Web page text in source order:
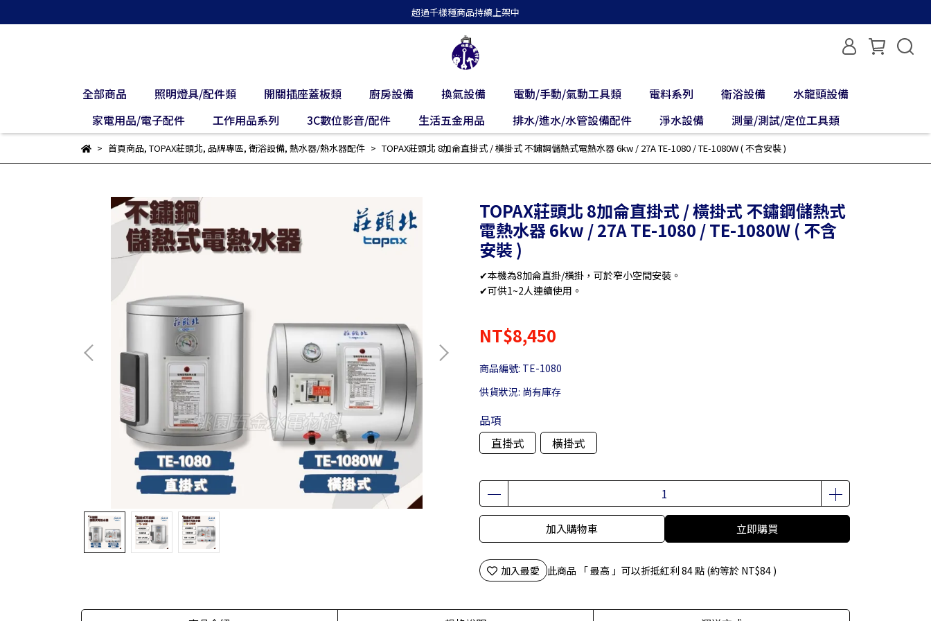
超過千樣種商品持續上架中
全部商品 照明燈具/配件類 開關插座蓋板類 廚房設備 換氣設備 電動/手動/氣動工具類 電料系列 衛浴設備
水龍頭設備
家電用品/電子配件
工作用品系列 3C數位影音/配件 生活五金用品 排水/進水/水管設備配件 淨水設備 測量/測試/定位工具類
首頁商品, TOPAX莊頭北, 品牌專區, 衛浴設備, 熱水器/熱水器配件 TOPAX莊頭北 8加侖直掛式 / 橫掛式 不鏽鋼儲熱式電熱水器 6kw / 27A TE-1080 / TE-1080W ( 不含安裝 )
TOPAX莊頭北 8加侖直掛式 / 橫掛式 不鏽鋼儲熱式
電熱水器 6kw / 27A TE-1080 / TE-1080W ( 不含
安裝 )
✔本機為8加侖直掛/橫掛，可於窄小空間安裝。
✔可供1~2人連續使用。
NT$8,450
商品編號: TE-1080
供貨狀況: 尚有庫存
品項
直掛式
橫掛式
加入購物車 立即購買
加入最愛 此商品 「 最高 」可以折抵紅利 84點 (約等於 NT$84 )